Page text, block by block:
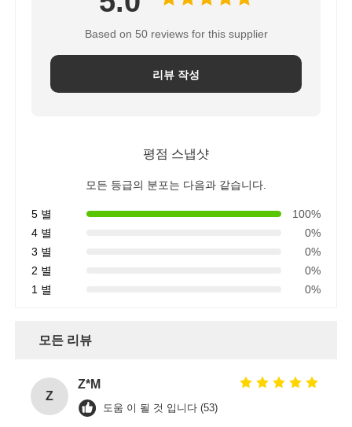
공장 투어
뉴스
RO 시스템
경수 연화제
물 필터 하우징
Based on 50 reviews for this supplier
리뷰 작성
평점 스냅샷
모든 등급의 분포는 다음과 같습니다.
5 별
100%
4 별
0%
3 별
0%
2 별
0%
1 별
0%
모든 리뷰
Z
Z*M
도움 이 될 것 입니다 (53)